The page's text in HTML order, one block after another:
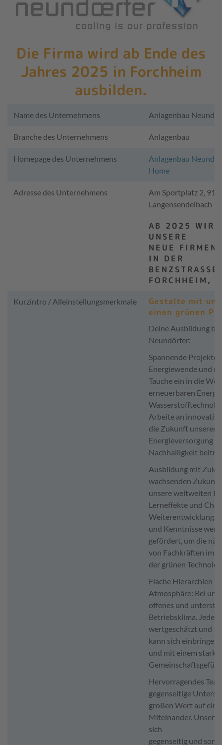
Die Firma wird ab Ende des
Jahres 2025 in Forchheim
ausbilden.
Name des Unternehmens Anlagenbau
Branche des Unternehmens Anlagenbau
Homepage des Unternehmens
Anlagenbau
Home
Adresse des Unternehmens
Am Sportplatz 2,
Langensendelbach
AB 2025
UNSERE
NEUE
IN DER
ORCHHEIM,
Kurzintro / Alleinstellungsmerkmale
Gestalte mit uns
einen grünen
Deine Ausbildung
Neundörfer:
Spannende Projekte
Energiewende und
Tauche ein in die
erneuerbaren
Arbeite an
die Zukunft unserer
Energieversorgung
Nachhalligkeit
Ausbildung mit
wachsenden
unsere weltweiten
Lerneffekte und
Weiterentwicklung.
und Kenntnisse
gefördert, um die
von Fachkräften im
der grünen
Flache Hierarchien
Atmosphäre: Bei
offenes und
Betriebsklima. Jeder
wertgeschätzt und
kann sich einbringen
und mit einem
Gemeinschaftsgefühl.
Hervorragendes
gegenseitige
großen Wert auf ein
Miteinander. Unser
sich
gegenseitig und